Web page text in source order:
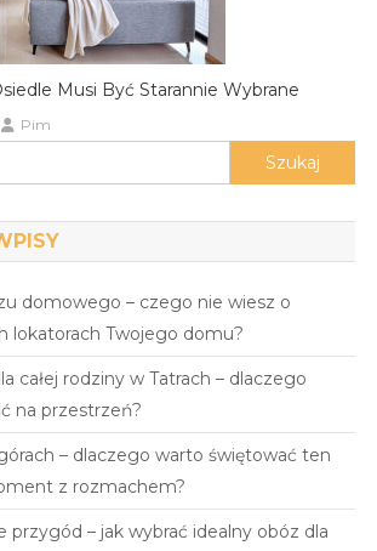
Musi Być Starannie Wybrane
Pim
Szukaj:
domowego – czego nie wiesz o
lokatorach Twojego domu?
całej rodziny w Tatrach – dlaczego
na przestrzeń?
– dlaczego warto świętować ten
z rozmachem?
przygód – jak wybrać idealny obóz dla